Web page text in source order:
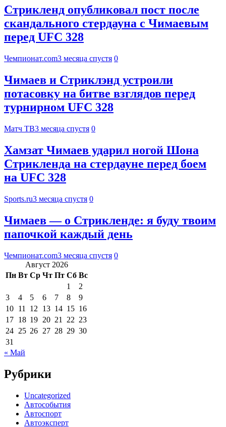
Стрикленд опубликовал пост после
скандального стердауна с Чимаевым
перед UFC 328
Чемпионат.com3 месяца спустя 0
Чимаев и Стриклэнд устроили
потасовку на битве взглядов перед
турнирном UFC 328
Матч ТВ3 месяца спустя 0
Хамзат Чимаев ударил ногой Шона
Стрикленда на стердауне перед боем
на UFC 328
Sports.ru3 месяца спустя 0
Чимаев — о Стрикленде: я буду твоим
папочкой каждый день
Чемпионат.com3 месяца спустя 0
Август 2026
Пн Вт Ср Чт Пт Сб Вс
1
2
3
4 5 6 7 8
9
10 11 12 13 14 15 16
17 18 19 20 21 22 23
24 25 26 27 28 29 30
31
« Май
Рубрики
Uncategorized
Автособытия
Автоспорт
Автоэксперт